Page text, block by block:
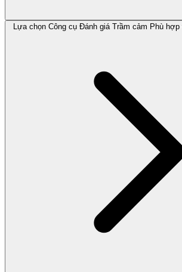
Lựa chọn Công cụ Đánh giá Trầm cảm Phù